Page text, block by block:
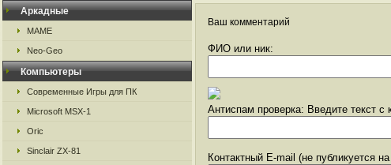
Аркадные
MAME
Neo-Geo
Компьютеры
Современные Игры для ПК
Microsoft MSX-1
Oric
Sinclair ZX-81
Ваш комментарий
ФИО или ник:
Антиспам проверка: Введите текст с
Контактный E-mail (не публикуется